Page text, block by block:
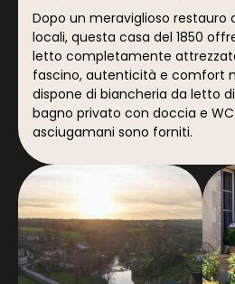
Dopo un meraviglioso restauro
locali, questa casa del 1850
letto completamente
fascino, autenticità e comfort
dispone di biancheria da letto
bagno privato con doccia e
asciugamani sono forniti.
La colazione viene servita al
sala. È un pasto abbondante e
preparato con ingredienti
cestini da picnic di alta
entro le 18:00 del giorno prima
al mattino in sacchetti termici
freschezza.